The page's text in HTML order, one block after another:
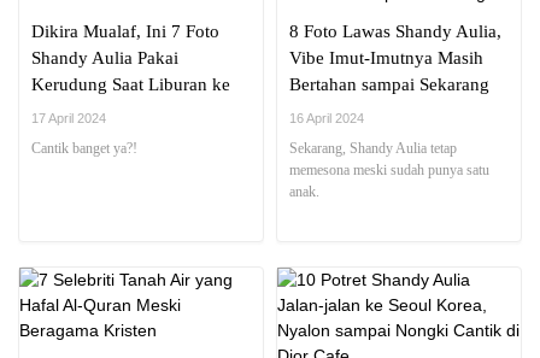
Dikira Mualaf, Ini 7 Foto
Shandy Aulia Pakai
Kerudung Saat Liburan ke
Abu Dhabi
17 April 2024
Cantik banget ya?!
8 Foto Lawas Shandy Aulia,
Vibe Imut-Imutnya Masih
Bertahan sampai Sekarang
16 April 2024
Sekarang, Shandy Aulia tetap
memesona meski sudah punya satu
anak.